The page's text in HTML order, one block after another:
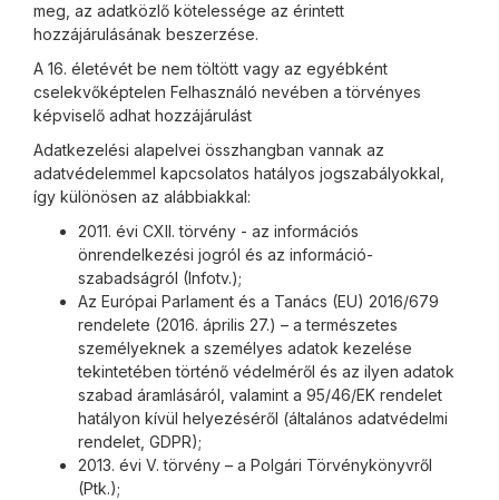
meg, az adatközlő kötelessége az érintett
hozzájárulásának beszerzése.
A 16. életévét be nem töltött vagy az egyébként
cselekvőképtelen Felhasználó nevében a törvényes
képviselő adhat hozzájárulást
Adatkezelési alapelvei összhangban vannak az
adatvédelemmel kapcsolatos hatályos jogszabályokkal,
így különösen az alábbiakkal:
2011. évi CXII. törvény - az információs
önrendelkezési jogról és az információ-
szabadságról (Infotv.);
Az Európai Parlament és a Tanács (EU) 2016/679
rendelete (2016. április 27.) – a természetes
személyeknek a személyes adatok kezelése
tekintetében történő védelméről és az ilyen adatok
szabad áramlásáról, valamint a 95/46/EK rendelet
hatályon kívül helyezéséről (általános adatvédelmi
rendelet, GDPR);
2013. évi V. törvény – a Polgári Törvénykönyvről
(Ptk.);